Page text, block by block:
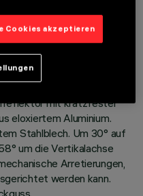
zur Bestückung mit LED
3000K (CRI 90).
Installation. Rahmen
mit kratzfester
eloxiertem Aluminium.
Stahlblech. Um 30° auf
um die Vertikalachse
Arretierungen,
werden kann.
Cookies akzeptieren